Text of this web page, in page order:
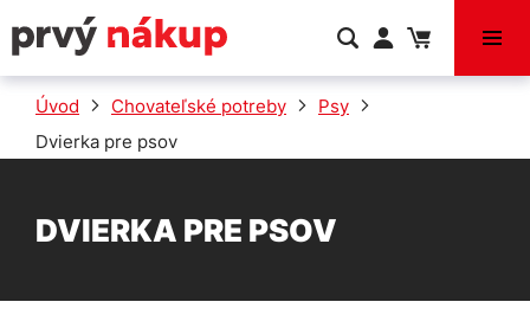
VÝPREDAJ
Úvod Chovateľské potreby
Psy
Dvierka pre psov
DVIERKA PRE PSOV